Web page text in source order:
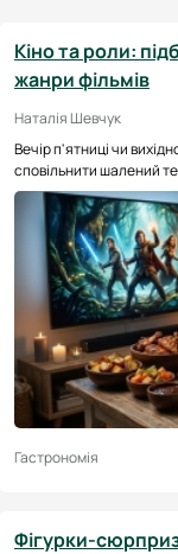
Кіно та роли:
жанри фільмів
Наталія Шевчук
Вечір п'ятниці чи
сповільнити шалений
Гастрономія
Фігурки-